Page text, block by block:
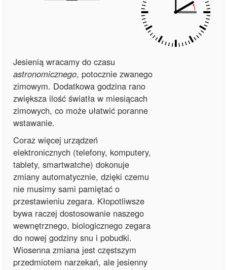
Jesienią wracamy do czasu
astronomicznego, potocznie zwanego
zimowym. Dodatkowa godzina rano
zwiększa ilość światła w miesiącach
zimowych, co może ułatwić poranne
wstawanie.
Coraz więcej urządzeń
elektronicznych (telefony, komputery,
tablety, smartwatche) dokonuje
zmiany automatycznie, dzięki czemu
nie musimy sami pamiętać o
przestawieniu zegara. Kłopotliwsze
bywa raczej dostosowanie naszego
wewnętrznego, biologicznego zegara
do nowej godziny snu i pobudki.
Wiosenna zmiana jest częstszym
przedmiotem narzekań, ale jesienny